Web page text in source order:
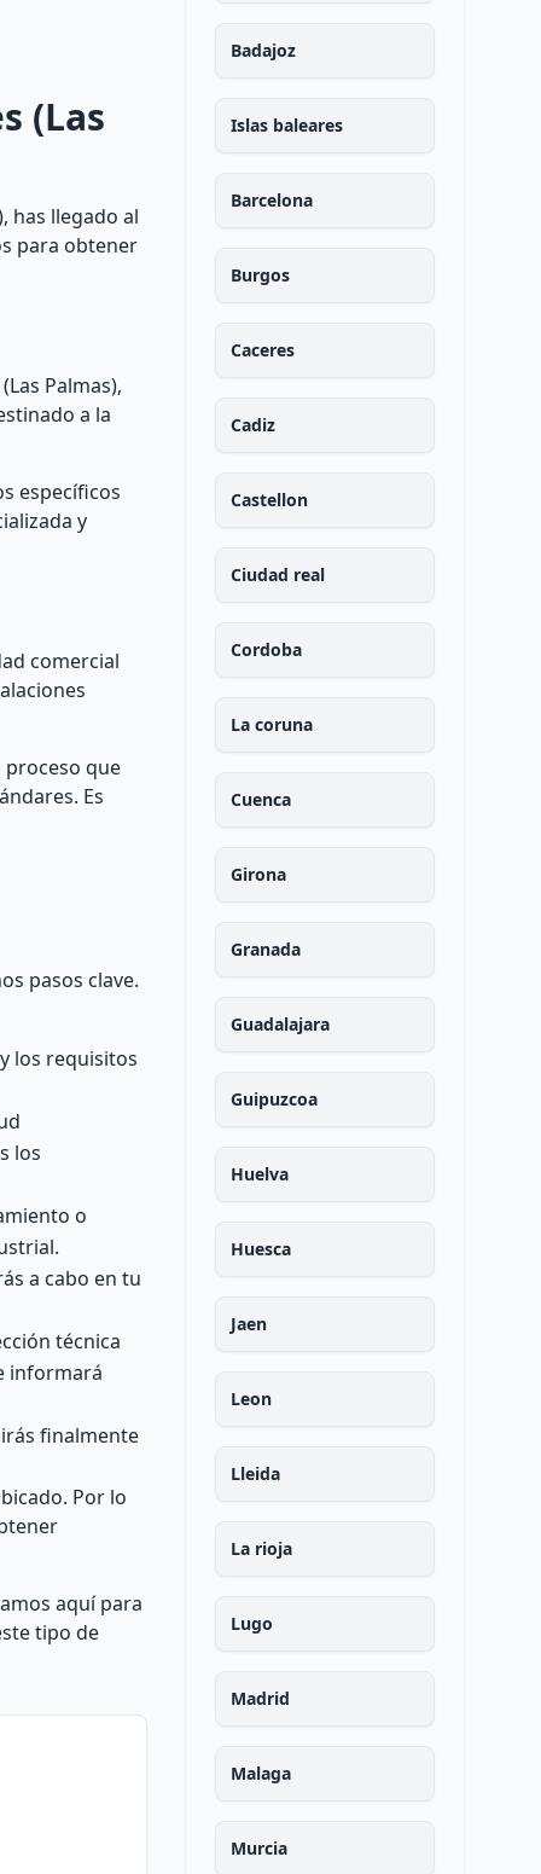
(Las
has llegado al
para obtener
Palmas),
a la
específicos
y
comercial
proceso que
Es
pasos clave.
los requisitos
los
o
a cabo en tu
técnica
informará
finalmente
Por lo
aquí para
tipo de
Badajoz
Islas baleares
Barcelona
Burgos
Caceres
Cadiz
Castellon
Ciudad real
Cordoba
La coruna
Cuenca
Girona
Granada
Guadalajara
Guipuzcoa
Huelva
Huesca
Jaen
Leon
Lleida
La rioja
Lugo
Madrid
Malaga
Murcia